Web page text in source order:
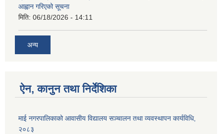
आह्वान गरिएको सूचना
मिति: 06/18/2026 - 14:11
अन्य
ऐन, कानुन तथा निर्देशिका
माई नगरपालिकाको आवासीय विद्यालय सञ्चालन तथा व्यवस्थापन कार्यविधि,
२०८३